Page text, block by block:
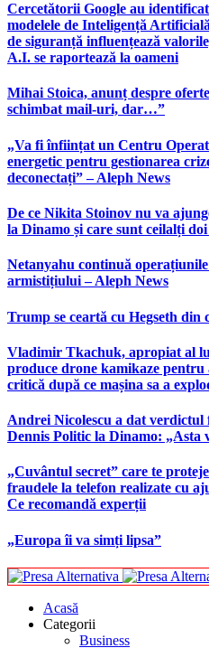
Cercetătorii Google au
modelele de Inteligență
de siguranță influențează
A.I. se raportează la oameni
Mihai Stoica, anunț despre
schimbat mail-uri, dar…”
„Va fi înființat un Centru
energetic pentru gestionarea
deconectați” – Aleph News
De ce Nikita Stoinov nu va
la Dinamo și care sunt ceilalți
Netanyahu continuă
armistițiului – Aleph News
Trump se ceartă cu Hegseth din
Vladimir Tkachuk, apropiat al
produce drone kamikaze pentru
critică după ce mașina sa a
Andrei Nicolescu a dat verdictul
Dennis Politic la Dinamo: „Asta
„Cuvântul secret” care te
fraudele la telefon realizate cu
Ce recomandă experții
„Europa îi va simți lipsa”
Acasă
Categorii
Business